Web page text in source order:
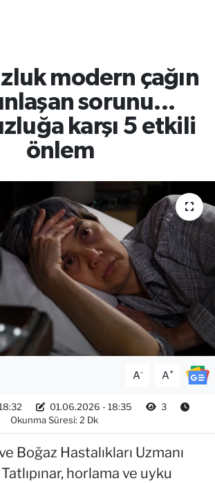
modern çağın
sorunu...
karşı 5 etkili
önlem
A- A+
01.06.2026 - 18:35
3
Okunma Süresi: 2 Dk
Boğaz Hastalıkları Uzmanı
horlama ve uyku
Canlı Dinle